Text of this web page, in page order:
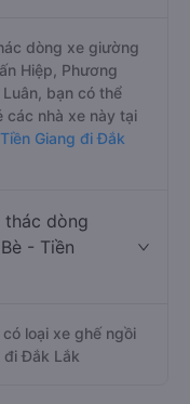
dòng xe giường
Hiệp, Phương
bạn có thể
các nhà xe này tại
Giang đi Đắk
thác dòng
- Tiền
loại xe ghế ngồi
đi Đắk Lắk